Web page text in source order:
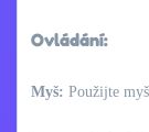
Ovládání:
Myš: Použijte